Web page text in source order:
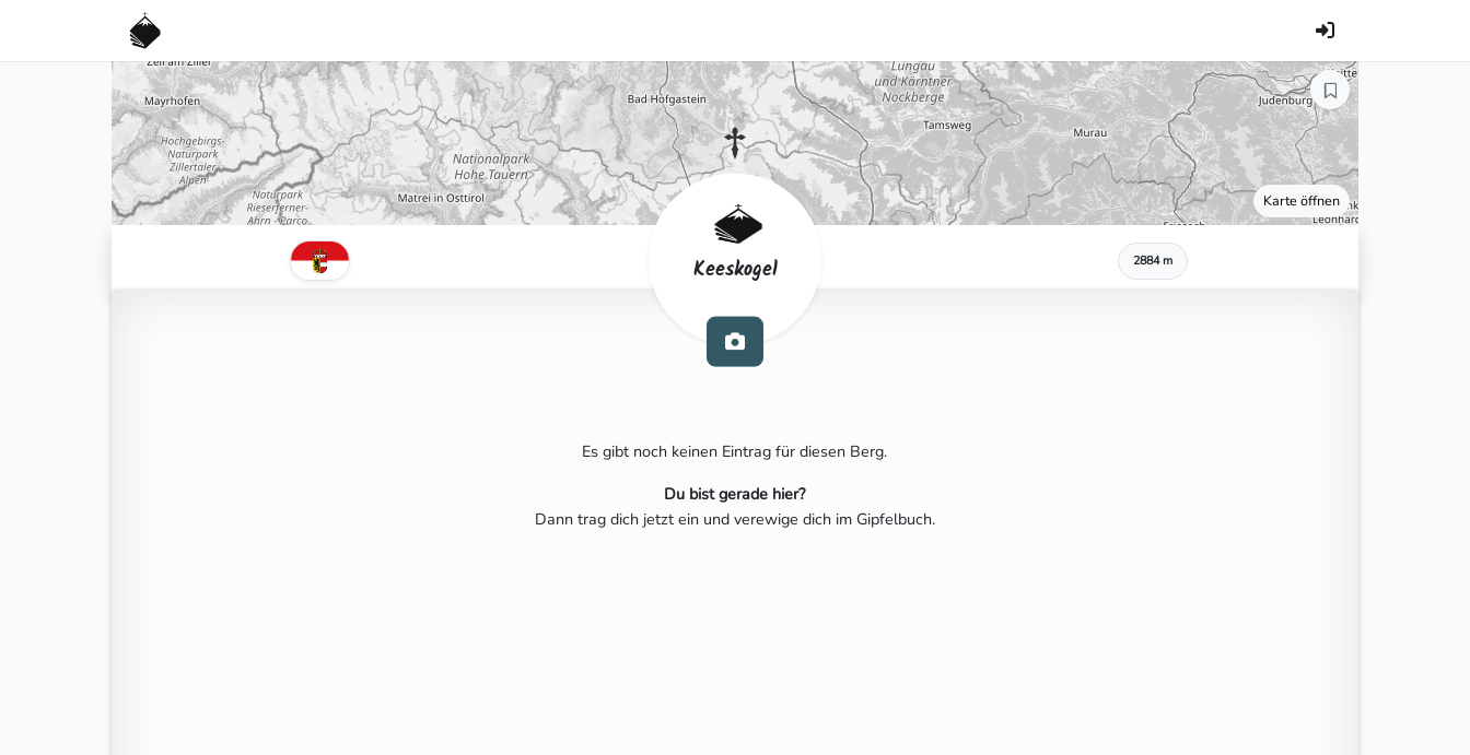
Karte öffnen
Keeskogel 2884 m
Es gibt noch keinen Eintrag für diesen Berg.
Du bist gerade hier?
Dann trag dich jetzt ein und verewige dich im Gipfelbuch.